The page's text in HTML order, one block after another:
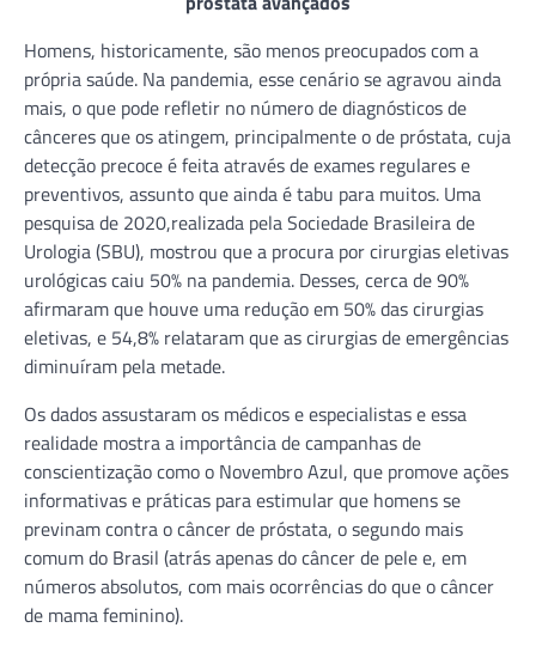
Homens, historicamente, são menos preocupados com a
própria saúde. Na pandemia, esse cenário se agravou ainda
mais, o que pode refletir no número de diagnósticos de
cânceres que os atingem, principalmente o de próstata, cuja
detecção precoce é feita através de exames regulares e
preventivos, assunto que ainda é tabu para muitos. Uma
pesquisa de 2020,realizada pela Sociedade Brasileira de
Urologia (SBU), mostrou que a procura por cirurgias eletivas
urológicas caiu 50% na pandemia. Desses, cerca de 90%
afirmaram que houve uma redução em 50% das cirurgias
eletivas, e 54,8% relataram que as cirurgias de emergências
diminuíram pela metade.
Os dados assustaram os médicos e especialistas e essa
realidade mostra a importância de campanhas de
conscientização como o Novembro Azul, que promove ações
informativas e práticas para estimular que homens se
previnam contra o câncer de próstata, o segundo mais
comum do Brasil (atrás apenas do câncer de pele e, em
números absolutos, com mais ocorrências do que o câncer
de mama feminino).